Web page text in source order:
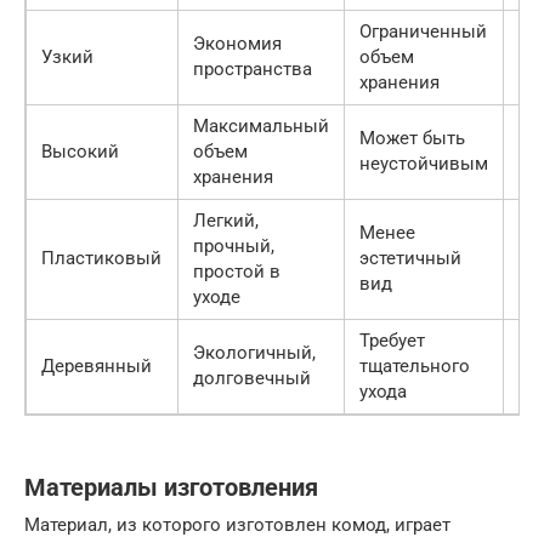
Узкий
Экономия
пространства
Ограниченный
объем
хранения
Высокий
Максимальный
объем
хранения
Может быть
неустойчивым
Пластиковый
Легкий,
прочный,
простой в
уходе
Менее
эстетичный
вид
Деревянный
Экологичный,
долговечный
Требует
тщательного
ухода
Материалы изготовления
Материал, из которого изготовлен комод, играет